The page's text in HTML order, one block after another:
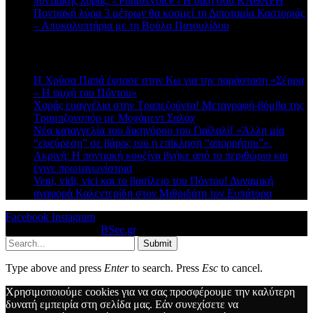
Ποντιακή λύρα 3 μέτρων θα κοσμεί τη Διποταμία Καστοριάς
– Αποκαλυπτήρια με τη Βούλα Πατουλίδου
Η Χρύσα Παπά έφτασε στην Κω για την παράσταση «Σέρρα
– Η ψυχή του Πόντου»
Χαράς ευαγγέλια στην Τραπεζούντα! Μεταγραφή-βόμβα της
Τραμπζονσπόρ με Μοχάμεντ Σαλάχ
Νέα καταγγελία του δικηγόρου του Γιαϊλαλί! «Άλλη μία
“εφεύρεση” σε βάρος του η επίκληση “απορρήτου”».
Ακρινή: Η ποντιακή κουζίνα βγήκε από το περιθώριο και
έγινε πρωταγωνίστρια
Veni, vidi, vici και το βασίλειο του Πόντου! Δυναμική
αναφορά Καλεντερίδη στον Μιθριδάτη τον Ευπάτορα
Facebook Instagram
BSee.gr.
Submit
Type above and press Enterto search. Press Esc to cancel.
Χρησιμοποιούμε cookies για να σας προσφέρουμε την καλύτερη
δυνατή εμπειρία στη σελίδα μας. Εάν συνεχίσετε να